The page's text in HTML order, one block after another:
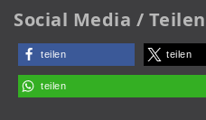
Social Media / Teilen
teilen teilen
teilen